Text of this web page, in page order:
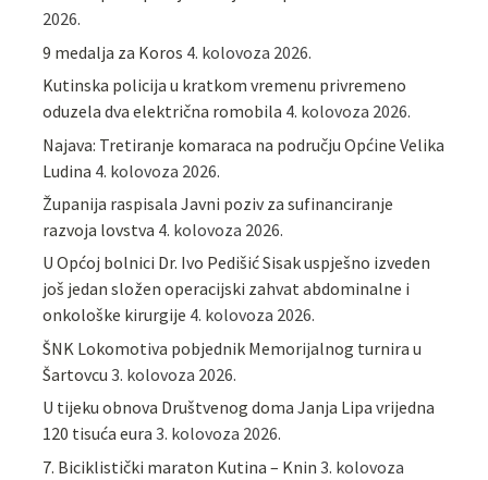
2026.
9 medalja za Koros 4. kolovoza 2026.
Kutinska policija u kratkom vremenu privremeno
oduzela dva električna romobila 4. kolovoza 2026.
Najava: Tretiranje komaraca na području Općine Velika
Ludina 4. kolovoza 2026.
Županija raspisala Javni poziv za sufinanciranje
razvoja lovstva 4. kolovoza 2026.
U Općoj bolnici Dr. Ivo Pedišić Sisak uspješno izveden
još jedan složen operacijski zahvat abdominalne i
onkološke kirurgije 4. kolovoza 2026.
ŠNK Lokomotiva pobjednik Memorijalnog turnira u
Šartovcu 3. kolovoza 2026.
U tijeku obnova Društvenog doma Janja Lipa vrijedna
120 tisuća eura 3. kolovoza 2026.
7. Biciklistički maraton Kutina – Knin 3. kolovoza